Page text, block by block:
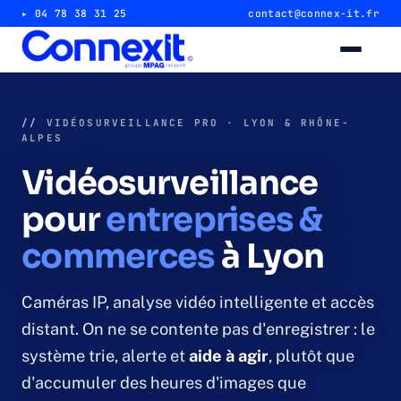
▸ 04 78 38 31 25 contact@connex-it.fr
Alarme entrepôt & industrie
Télésurveillance 24/7
Vidéosurveillance
Caméra magasin & commerce
//
VIDÉOSURVEILLANCE PRO · LYON & RHÔNE-
ALPES
Vidéosurveillance
pourentreprises &
commercesà Lyon
Caméras IP, analyse vidéo intelligente et accès
distant. On ne se contente pas d'enregistrer : le
système trie, alerte etaide à agir, plutôt que
d'accumuler des heures d'images que